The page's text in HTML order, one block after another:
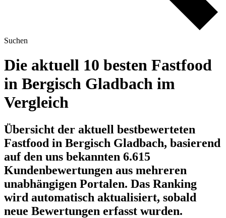
Suchen
Die aktuell 10 besten Fastfood
in Bergisch Gladbach im
Vergleich
Übersicht der aktuell bestbewerteten
Fastfood in Bergisch Gladbach, basierend
auf den uns bekannten 6.615
Kundenbewertungen aus mehreren
unabhängigen Portalen. Das Ranking
wird automatisch aktualisiert, sobald
neue Bewertungen erfasst wurden.